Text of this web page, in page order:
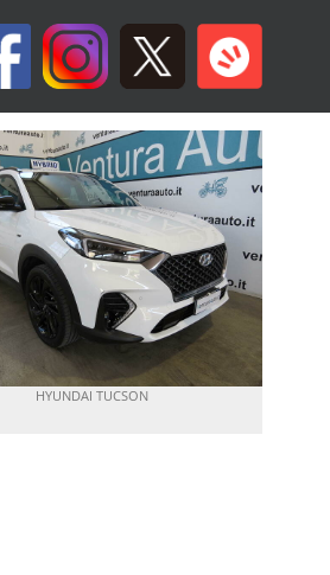
HYUNDAI TUCSON